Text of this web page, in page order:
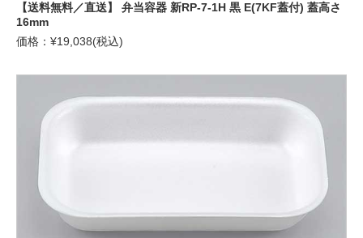
【送料無料／直送】 弁当容器 新RP-7-1H 黒 E(7KF蓋付) 蓋高さ
16mm
価格：¥19,038(税込)